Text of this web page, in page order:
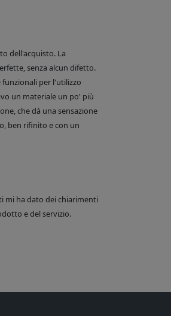
dell'acquisto. La
senza alcun difetto.
per l'utilizzo
un materiale un po' più
che dà una sensazione
ben rifinito e con un
mi ha dato dei chiarimenti
e del servizio.